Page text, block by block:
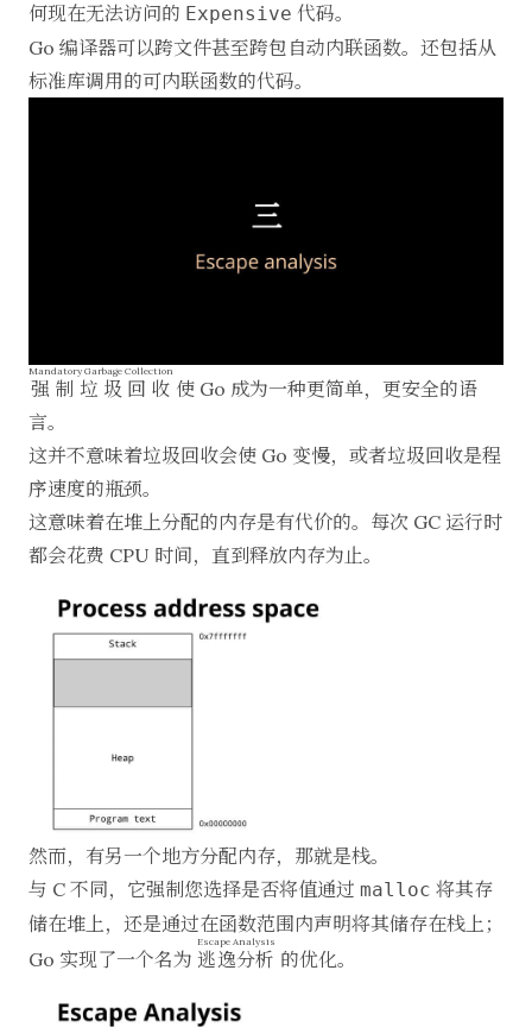
何现在无法访问的 Expensive 代码。
Go 编译器可以跨文件甚至跨包自动内联函数。还包括从
标准库调用的可内联函数的代码。
强制垃圾回收
Mandatory Garbage Collection
使 Go 成为一种更简单，更安全的语
言。
这并不意味着垃圾回收会使 Go 变慢，或者垃圾回收是程
序速度的瓶颈。
这意味着在堆上分配的内存是有代价的。每次 GC 运行时
都会花费 CPU 时间，直到释放内存为止。
然而，有另一个地方分配内存，那就是栈。
与 C 不同，它强制您选择是否将值通过 malloc 将其存
储在堆上，还是通过在函数范围内声明将其储存在栈上；
Go 实现了一个名为 逃逸分析
Escape Analysis
的优化。